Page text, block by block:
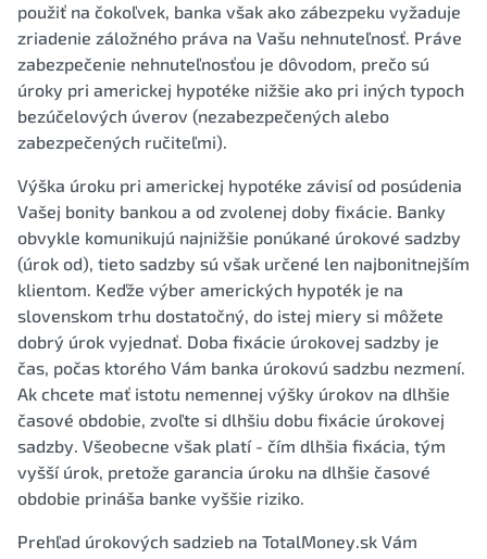
použiť na čokoľvek, banka však ako zábezpeku vyžaduje
zriadenie záložného práva na Vašu nehnuteľnosť. Práve
zabezpečenie nehnuteľnosťou je dôvodom, prečo sú
úroky pri americkej hypotéke nižšie ako pri iných typoch
bezúčelových úverov (nezabezpečených alebo
zabezpečených ručiteľmi).
Výška úroku pri americkej hypotéke závisí od posúdenia
Vašej bonity bankou a od zvolenej doby fixácie. Banky
obvykle komunikujú najnižšie ponúkané úrokové sadzby
(úrok od), tieto sadzby sú však určené len najbonitnejším
klientom. Keďže výber amerických hypoték je na
slovenskom trhu dostatočný, do istej miery si môžete
dobrý úrok vyjednať. Doba fixácie úrokovej sadzby je
čas, počas ktorého Vám banka úrokovú sadzbu nezmení.
Ak chcete mať istotu nemennej výšky úrokov na dlhšie
časové obdobie, zvoľte si dlhšiu dobu fixácie úrokovej
sadzby. Všeobecne však platí - čím dlhšia fixácia, tým
vyšší úrok, pretože garancia úroku na dlhšie časové
obdobie prináša banke vyššie riziko.
Prehľad úrokových sadzieb na TotalMoney.sk Vám